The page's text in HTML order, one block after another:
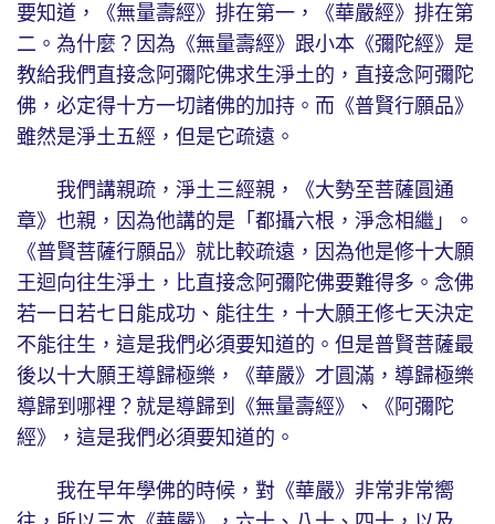
要知道，《無量壽經》排在第一，《華嚴經》排在第
二。為什麼？因為《無量壽經》跟小本《彌陀經》是
教給我們直接念阿彌陀佛求生淨土的，直接念阿彌陀
佛，必定得十方一切諸佛的加持。而《普賢行願品》
雖然是淨土五經，但是它疏遠。
我們講親疏，淨土三經親，《大勢至菩薩圓通
章》也親，因為他講的是「都攝六根，淨念相繼」。
《普賢菩薩行願品》就比較疏遠，因為他是修十大願
王迴向往生淨土，比直接念阿彌陀佛要難得多。念佛
若一日若七日能成功、能往生，十大願王修七天決定
不能往生，這是我們必須要知道的。但是普賢菩薩最
後以十大願王導歸極樂，《華嚴》才圓滿，導歸極樂
導歸到哪裡？就是導歸到《無量壽經》、《阿彌陀
經》，這是我們必須要知道的。
我在早年學佛的時候，對《華嚴》非常非常嚮